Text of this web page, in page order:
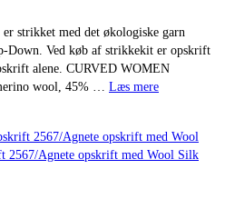
strikket med det økologiske garn
Down. Ved køb af strikkekit er opskrift
alene. CURVED WOMEN
wool, 45% … Læs mere